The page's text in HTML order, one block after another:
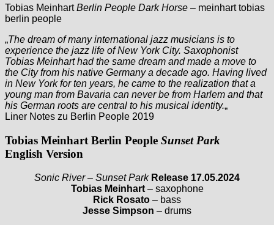
Tobias MeinhartBerlin People Dark Horse – meinhart tobias
berlin people
„The dream of many international jazz musicians is to
experience the jazz life of New York City. Saxophonist
Tobias Meinhart had the same dream and made a move to
the City from his native Germany a decade ago. Having lived
in New York for ten years, he came to the realization that a
young man from Bavaria can never be from Harlem and that
his German roots are central to his musical identity.„
Liner Notes zu Berlin People 2019
Tobias Meinhart Berlin People Sunset Park
English Version
Sonic River – Sunset Park Release 17.05.2024
Tobias Meinhart– saxophone
Rick Rosato – bass
Jesse Simpson – drums